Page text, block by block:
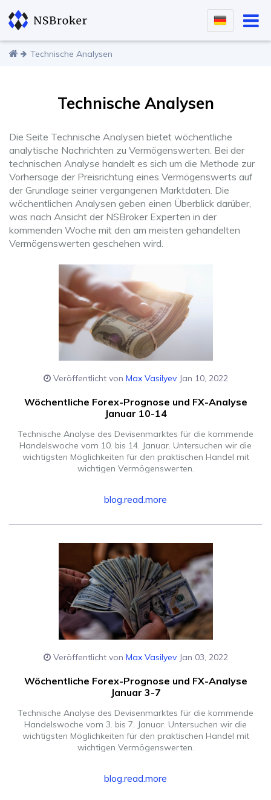
Technische Analysen
Technische Analysen
Die Seite Technische Analysen bietet wöchentliche
analytische Nachrichten zu Vermögenswerten. Bei der
technischen Analyse handelt es sich um die Methode zur
Vorhersage der Preisrichtung eines Vermögenswerts auf
der Grundlage seiner vergangenen Marktdaten. Die
wöchentlichen Analysen geben einen Überblick darüber,
was nach Ansicht der NSBroker Experten in der
kommenden Woche mit den am meisten gehandelten
Vermögenswerten geschehen wird.
Veröffentlicht von Max VasilyevJan 10, 2022
Wöchentliche Forex-Prognose und FX-Analyse
Januar 10-14
Technische Analyse des Devisenmarktes für die kommende
Handelswoche vom 10. bis 14. Januar. Untersuchen wir die
wichtigsten Möglichkeiten für den praktischen Handel mit
wichtigen Vermögenswerten.
blog.read.more
Veröffentlicht von Max VasilyevJan 03, 2022
Wöchentliche Forex-Prognose und FX-Analyse
Januar 3-7
Technische Analyse des Devisenmarktes für die kommende
Handelswoche vom 3. bis 7. Januar. Untersuchen wir die
wichtigsten Möglichkeiten für den praktischen Handel mit
wichtigen Vermögenswerten.
blog.read.more